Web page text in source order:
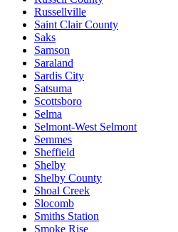
Russellville
Saint Clair County
Saks
Samson
Saraland
Sardis City
Satsuma
Scottsboro
Selma
Selmont-West Selmont
Semmes
Sheffield
Shelby
Shelby County
Shoal Creek
Slocomb
Smiths Station
Smoke Rise